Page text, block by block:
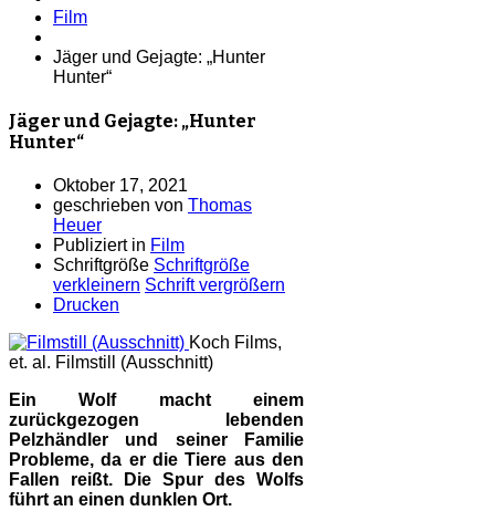
Film
Jäger und Gejagte: „Hunter
Hunter“
Jäger und Gejagte: „Hunter
Hunter“
Oktober 17, 2021
geschrieben von Thomas
Heuer
Publiziert in Film
Schriftgröße Schriftgröße
verkleinern Schrift vergrößern
Drucken
Koch Films,
et. al. Filmstill (Ausschnitt)
Ein Wolf macht einem
zurückgezogen lebenden
Pelzhändler und seiner Familie
Probleme, da er die Tiere aus den
Fallen reißt. Die Spur des Wolfs
führt an einen dunklen Ort.